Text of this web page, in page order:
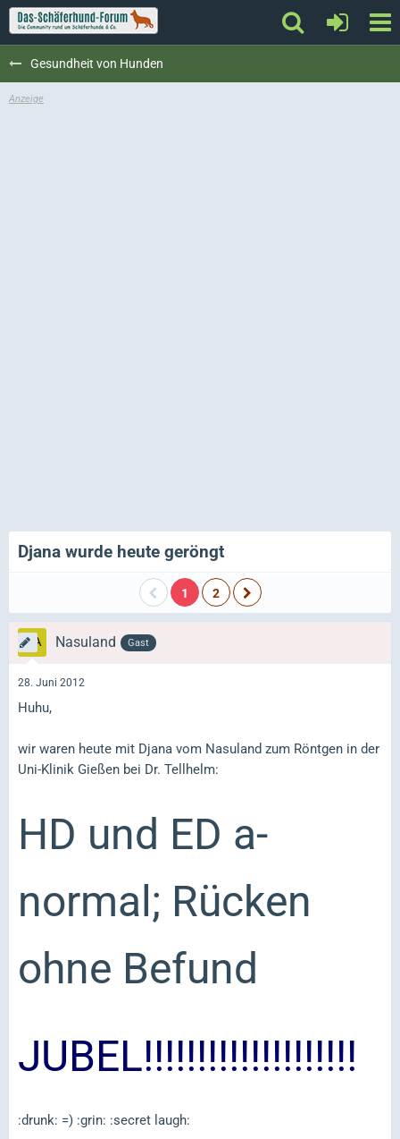
Gesundheit von Hunden
Djana wurde heute geröngt
1 2
Nasuland Gast
28. Juni 2012
Huhu,
wir waren heute mit Djana vom Nasuland zum Röntgen in der
Uni-Klinik Gießen bei Dr. Tellhelm:
HD und ED a-
normal; Rücken
ohne Befund
JUBEL!!!!!!!!!!!!!!!!!!!!
:drunk: =) :grin: :secret laugh: